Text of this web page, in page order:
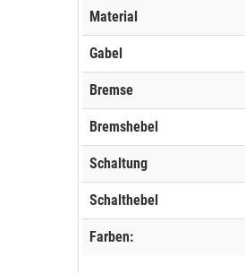
Material
Gabel
Bremse
Bremshebel
Schaltung
Schalthebel
Farben: